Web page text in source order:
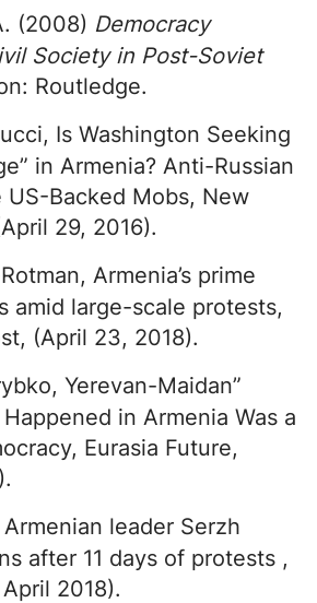
(2008) Democracy
Society in Post-Soviet
Routledge.
Is Washington Seeking
in Armenia? Anti-Russian
US-Backed Mobs, New
29, 2016).
Armenia’s prime
amid large-scale protests,
(April 23, 2018).
Yerevan-Maidan”
in Armenia Was a
Eurasia Future,
leader Serzh
after 11 days of protests ,
2018).